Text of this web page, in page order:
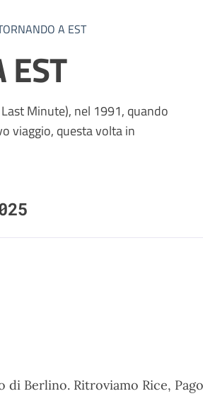
A EST
Minute), nel 1991, quando
viaggio, questa volta in
Berlino. Ritroviamo Rice,